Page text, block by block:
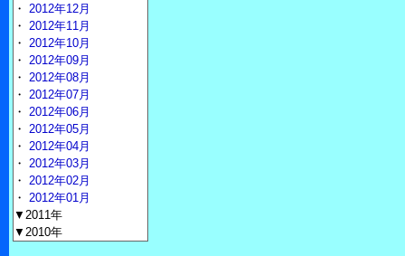
・ 2012年12月
・ 2012年11月
・ 2012年10月
・ 2012年09月
・ 2012年08月
・ 2012年07月
・ 2012年06月
・ 2012年05月
・ 2012年04月
・ 2012年03月
・ 2012年02月
・ 2012年01月
▼2011年
▼2010年